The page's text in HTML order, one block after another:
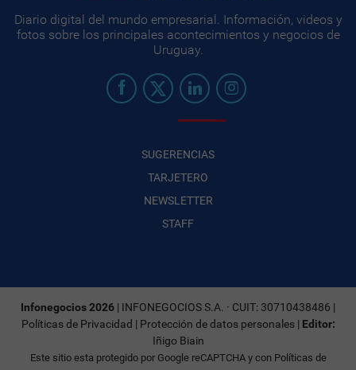
Diario digital del mundo empresarial. Información, videos y
fotos sobre los principales acontecimientos y negocios de
Uruguay.
SUGERENCIAS
TARJETERO
NEWSLETTER
STAFF
Infonegocios 2026 | INFONEGOCIOS S.A. · CUIT: 30710438486 |
Políticas de Privacidad | Protección de datos personales| Editor:
Iñigo Biain
Este sitio esta protegido por Google reCAPTCHA y con Políticas de